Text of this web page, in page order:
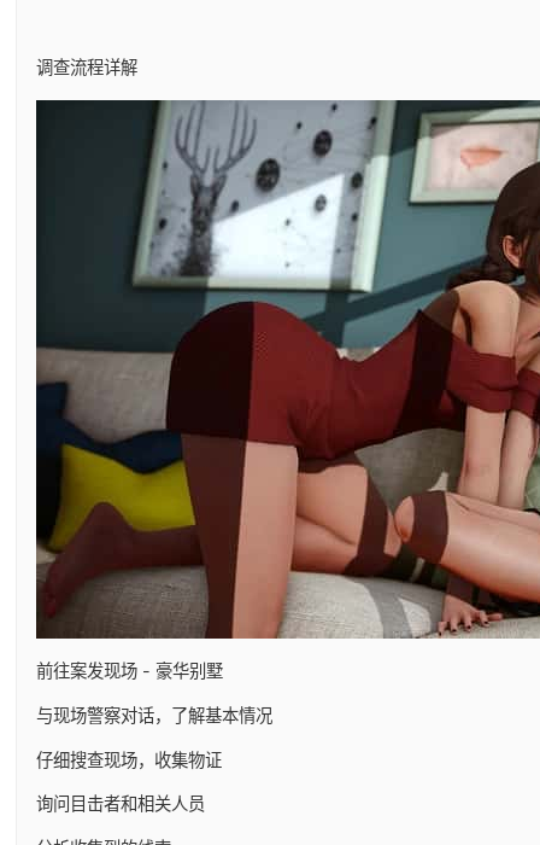
调查流程详解
前往案发现场 - 豪华别墅
与现场警察对话，了解基本情况
仔细搜查现场，收集物证
询问目击者和相关人员